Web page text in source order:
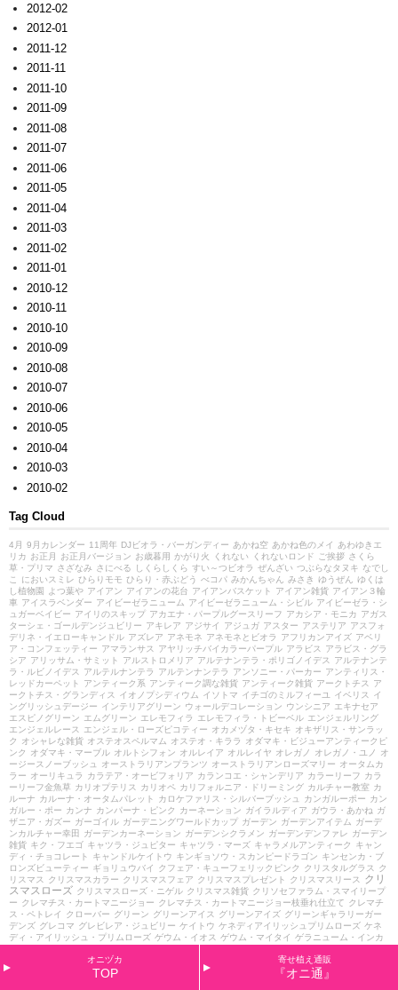
2012-02
2012-01
2011-12
2011-11
2011-10
2011-09
2011-08
2011-07
2011-06
2011-05
2011-04
2011-03
2011-02
2011-01
2010-12
2010-11
2010-10
2010-09
2010-08
2010-07
2010-06
2010-05
2010-04
2010-03
2010-02
Tag Cloud
4月 9月カレンダー 11周年 DJビオラ・バーガンディー あかね空 あかね色のメイ
あわゆきエ
リカ お正月 お正月バージョン お歳暮用 かがり火 くれない くれないロンド ご挨拶 さくら
草・プリマ さざなみ さにべる しくらしくら すい～つビオラ ぜんざい つぶらなタヌキ なでし
こ
においスミレ ひらりモモ ひらり・赤ぶどう べコパ みかんちゃん みさき ゆうぜん
ゆくは
し植物園
よつ葉や アイアン アイアンの花台 アイアンバスケット アイアン雑貨 アイアン３輪
車 アイスラベンダー アイビーゼラニューム アイビーゼラニューム・シビル アイビーゼラ・シ
ュガーベイビー アイリのスキップ アカエナ・パープルグースリーフ アカシア・モニカ アガス
ターシェ・ゴールデンジュビリー アキレア アジサイ アジュガ アスター アステリア アスフォ
デリネ・イエローキャンドル アズレア アネモネ アネモネとビオラ アフリカンアイズ アベリ
ア・コンフェッティー アマランサス アヤリッチバイカラーパープル アラビス
アラビス・グラ
シア アリッサム・サミット アルストロメリア アルテナンテラ・ポリゴノイデス
アルテナンテ
ラ・ルビノイデス
アルテルナンテラ アルテンナンテラ アンソニー・パーカー アンティリス・
レッドカーペット
アンティーク系 アンティーク調な雑貨 アンティーク雑貨 アークトチス
ア
ークトチス・グランディス
イオノプシディウム イソトマ イチゴのミルフィーユ イベリス
イ
ングリッシュデージー インテリアグリーン ウォールデコレーション ウンシニア エキナセア
エスピノグリーン エムグリーン エレモフィラ エレモフィラ・トビーベル エンジェルリング
エンジェルレース
エンジェル・ローズピコティー オカメヅタ・キセキ オキザリス・サンラッ
ク
オシャレな雑貨 オステオスペルマム オステオ・キララ
オダマキ・ビジューアンティークピ
ンク
オダマキ・マーブル オルトシフォン オルレイア オルレイヤ オレガノ オレガノ・ユノ
オ
ージースノーブッシュ
オーストラリアンプランツ オーストラリアンローズマリー オータムカ
ラー オーリキュラ カラテア・オービフォリア カランコエ・シャンデリア カラーリーフ カラ
ーリーフ金魚草 カリオプテリス カリオペ カリフォルニア・ドリーミング カルチャー教室 カ
ルーナ カルーナ・オータムパレット カロケファリス・シルバーブッシュ カンガルーポー カン
ガルー・ポー カンナ カンパーナ・ピンク カーネーション ガイラルディア ガウラ・あかね ガ
ザニア・ガズー ガーゴイル ガーデニングワールドカップ ガーデン ガーデンアイテム ガーデ
ンカルチャー幸田
ガーデンカーネーション ガーデンシクラメン ガーデンデンファレ ガーデン
雑貨 キク・フエゴ キャツラ・ジュピター キャツラ・マーズ キャラメルアンティーク
キャン
ディ・チョコレート
キャンドルケイトウ キンギョソウ・スカンピードラゴン キンセンカ・ブ
ロンズビューティー ギョリュウバイ クフェア・キューフェリックピンク クリスタルグラス
ク
リスマス
クリスマスカラー クリスマスフェア クリスマスプレゼント クリスマスリース
クリ
スマスローズ クリスマスローズ・ニゲル クリスマス雑貨 クリソセファラム・スマイリープ
ー クレマチス・カートマニージョー クレマチス・カートマニージョー枝垂れ仕立て クレマチ
ス・ペトレイ
クローバー グリーン グリーンアイス グリーンアイズ グリーンギャラリーガー
デンズ グレコマ グレビレア・ジュビリー ケイトウ ケネディアイリッシュプリムローズ ケネ
ディ・アイリッシュ・プリムローズ ゲウム・イオス ゲウム・マイタイ ゲラニューム・インカ
コスモス・アンティーク コットンキャンディ
ァー
コプロスマ コプロスマ・イブニンググロー
コプロスマ・レインボーサプライズ
オニヅカ
TOP
寄せ植え通販
『オニ通』